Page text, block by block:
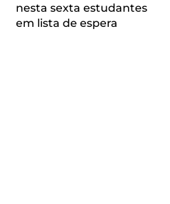
nesta sexta estudantes
em lista de espera